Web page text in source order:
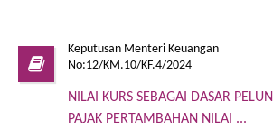
Keputusan Menteri Keuangan
No:12/KM.10/KF.4/2024
NILAI KURS SEBAGAI DASAR
PAJAK PERTAMBAHAN NILAI ...